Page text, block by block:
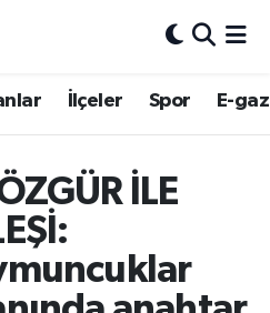
İlçeler Spor E-
İLE